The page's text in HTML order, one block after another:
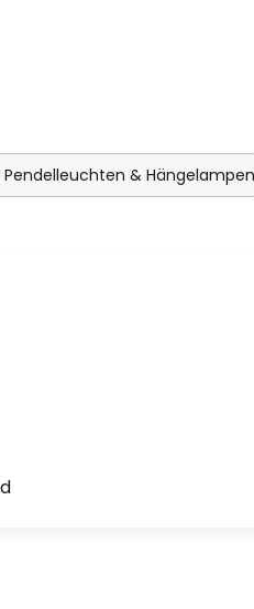
Pendelleuchten & Hängelampen